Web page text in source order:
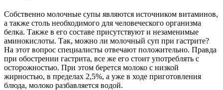
Собственно молочные супы являются источником витаминов,
а также столь необходимого для человеческого организма
белка. Также в его составе присутствуют и незаменимые
аминокислоты. Так, можно ли молочный суп при гастрите?
На этот вопрос специалисты отвечают положительно. Правда
при обострении гастрита, все же его стоит употреблять с
осторожностью. При этом берется молоко с низкой
жирностью, в пределах 2,5%, а уже в ходе приготовления
блюда, молоко разбавляется водой.